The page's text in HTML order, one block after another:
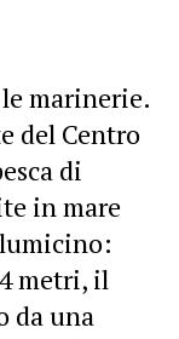
marinerie.
del Centro
di
in mare
metri, il
da una